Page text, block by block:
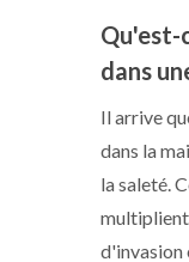
Qu'est-
dans
Il arrive
dans la
la saleté.
d'invasion